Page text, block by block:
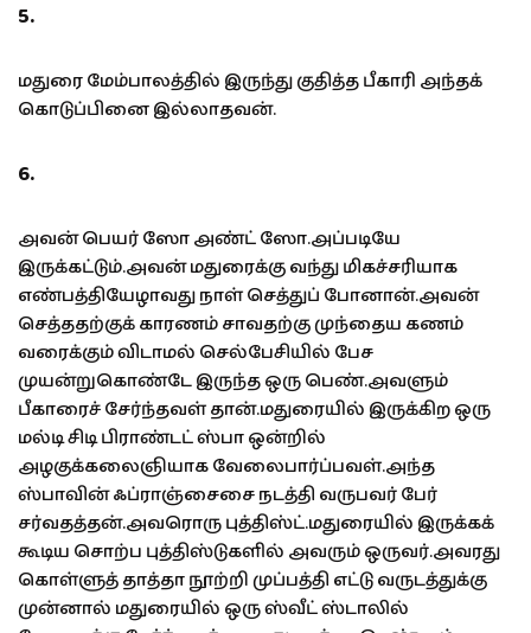
5.
மதுரை மேம்பாலத்தில் இருந்து குதித்த பீகாரி அந்தக்
கொடுப்பினை இல்லாதவன்.
6.
அவன் பெயர் ஸோ அண்ட் ஸோ.அப்படியே
இருக்கட்டும்.அவன் மதுரைக்கு வந்து மிகச்சரியாக
எண்பத்தியேழாவது நாள் செத்துப் போனான்.அவன்
செத்ததற்குக் காரணம் சாவதற்கு முந்தைய கணம்
வரைக்கும் விடாமல் செல்பேசியில் பேச
முயன்றுகொண்டே இருந்த ஒரு பெண்.அவளும்
பீகாரைச் சேர்ந்தவள் தான்.மதுரையில் இருக்கிற ஒரு
மல்டி சிடி பிராண்டட் ஸ்பா ஒன்றில்
அழகுக்கலைஞியாக வேலைபார்ப்பவள்.அந்த
ஸ்பாவின் ஃப்ராஞ்சைசை நடத்தி வருபவர் பேர்
சர்வதத்தன்.அவரொரு புத்திஸ்ட்.மதுரையில் இருக்கக்
கூடிய சொற்ப புத்திஸ்டுகளில் அவரும் ஒருவர்.அவரது
கொள்ளுத் தாத்தா நூற்றி முப்பத்தி எட்டு வருடத்துக்கு
முன்னால் மதுரையில் ஒரு ஸ்வீட் ஸ்டாலில்